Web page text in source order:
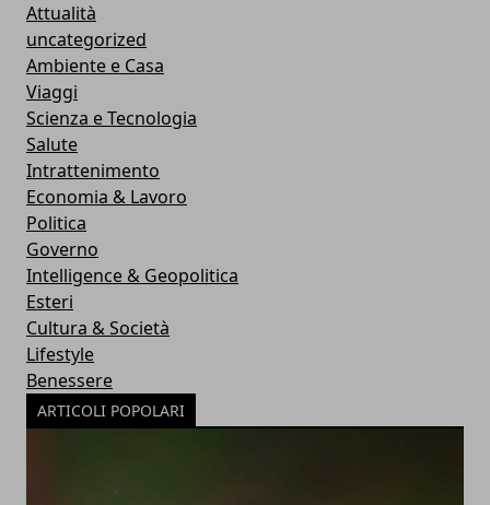
Attualità
uncategorized
Ambiente e Casa
Viaggi
Scienza e Tecnologia
Salute
Intrattenimento
Economia & Lavoro
Politica
Governo
Intelligence & Geopolitica
Esteri
Cultura & Società
Lifestyle
Benessere
ARTICOLI POPOLARI